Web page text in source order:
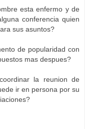
esta enfermo y de
conferencia quien
sus asuntos?
de popularidad con
mas despues?
la reunion de
ir en persona por su